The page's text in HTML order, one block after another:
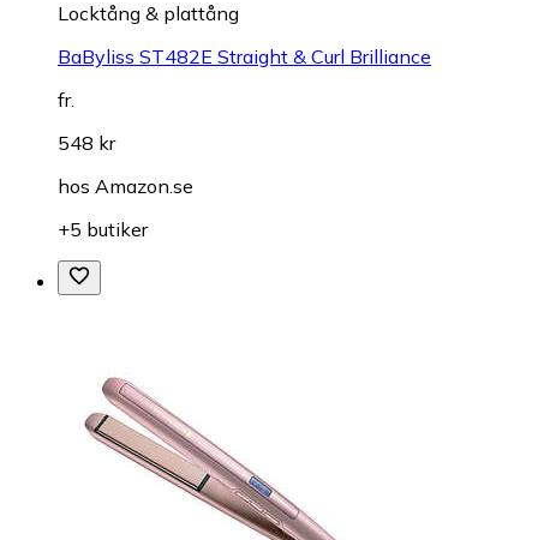
Locktång & plattång
BaByliss ST482E Straight & Curl Brilliance
fr.
548 kr
hos Amazon.se
+5 butiker